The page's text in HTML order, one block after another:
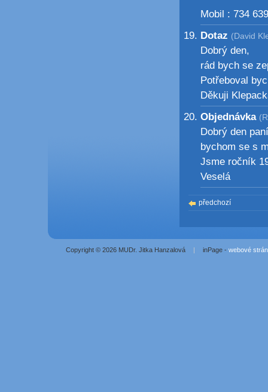
Mobil : 734
Dotaz (David
Dobrý den,
rád bych se
Potřeboval
Děkuji
Objednávka
Dobrý den
bychom se s
Jsme ročník
Veselá
předchozí
Copyright © 2026 MUDr. Jitka Hanzalová inPage - webové